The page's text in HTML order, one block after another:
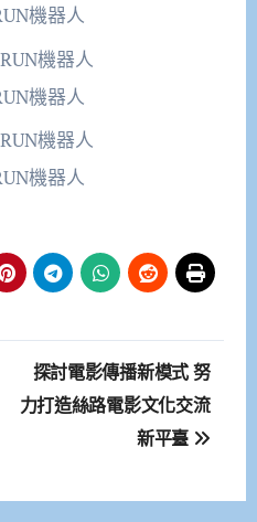
機器人
機器人
機器人
探討電影傳播新模式 努
力打造絲路電影文化交流
新平臺